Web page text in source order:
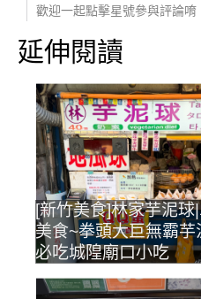
歡迎一起點擊星號參與評論唷
延伸閱讀
[新竹美食]林家芋泥
美食~拳頭大巨無霸
必吃城隍廟口小吃